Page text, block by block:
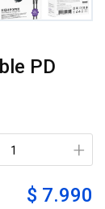
PD
+
$ 7.990